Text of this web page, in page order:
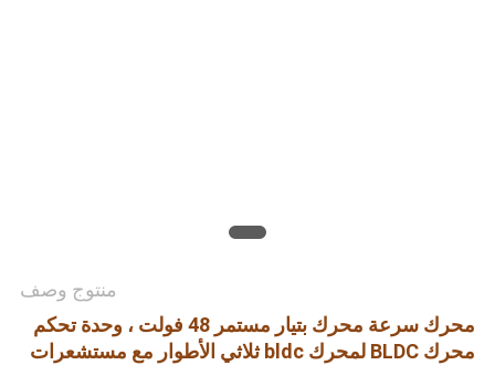
منتوج وصف
محرك سرعة محرك بتيار مستمر 48 فولت ، وحدة تحكم
محرك BLDC لمحرك bldc ثلاثي الأطوار مع مستشعرات